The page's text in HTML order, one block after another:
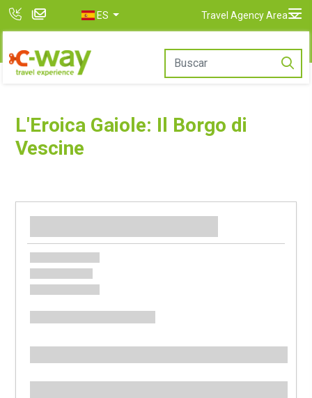
ES Travel Agency Area
L'Eroica Gaiole: Il Borgo di
Vescine